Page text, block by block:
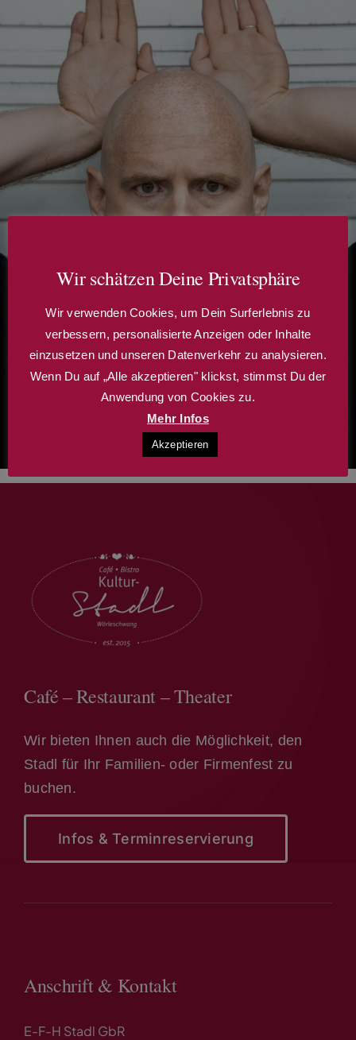
Café – Restaurant – Theater
Wir bieten Ihnen auch die Möglichkeit, den
Stadl für Ihr Familien- oder Firmenfest zu
buchen.
Infos & Terminreservierung
Anschrift & Kontakt
E-F-H Stadl GbR
Wir schätzen Deine Privatsphäre
Wir verwenden Cookies, um Dein Surferlebnis zu
verbessern, personalisierte Anzeigen oder Inhalte
einzusetzen und unseren Datenverkehr zu analysieren.
Wenn Du auf „Alle akzeptieren" klickst, stimmst Du der
Anwendung von Cookies zu.
Mehr Infos
Akzeptieren